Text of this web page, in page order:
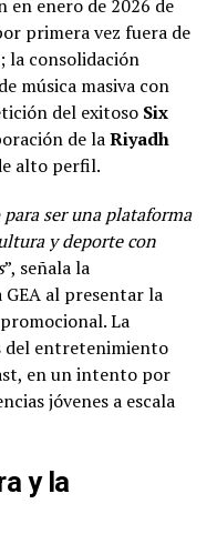
enero de 2026 de
primera vez fuera de
la consolidación
música masiva con
del exitoso Six
de laRiyadh
alto perfil.
ser una plataforma
y deporte con
”, señala la
al presentar la
La
del entretenimiento
en un intento por
jóvenes a escala
y la